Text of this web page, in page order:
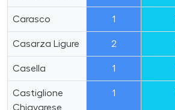
Carasco 1
Casarza Ligure 2
Casella 1
Castiglione
Chiavarese
1